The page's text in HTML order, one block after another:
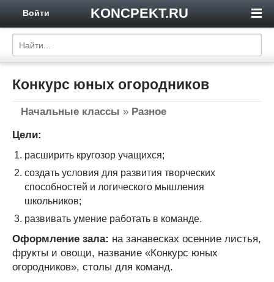
KONCPEKT.RU
Войти
Конкурс юных огородников
Начальные классы » Разное
Цели:
расширить кругозор учащихся;
создать условия для развития творческих
способностей и логического мышления
школьников;
развивать умение работать в команде.
Оформление зала: на занавесках осенние листья,
фрукты и овощи, название «Конкурс юных
огородников», столы для команд.